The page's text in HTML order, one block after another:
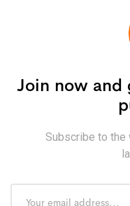
Join now and
Subscribe to